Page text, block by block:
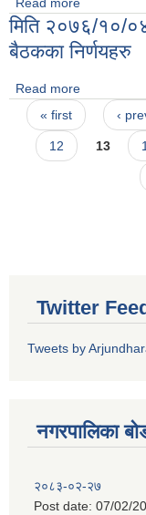
Read more
निर्णयहरु
मिति २०७६/१०/
बैठकका निर्णयहरु
Read more
निर्णयहरु
Pages
« first ‹
12 13
Twitter
Tweets by
नगरपालिका
२०८३-०२-२७
Post date: 07/02/